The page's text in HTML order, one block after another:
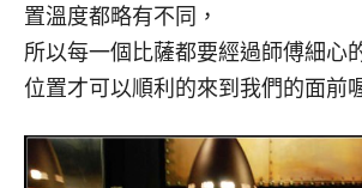
置溫度都略有不同，
所以每一個比薩都要經過師傅細心
位置才可以順利的來到我們的面前